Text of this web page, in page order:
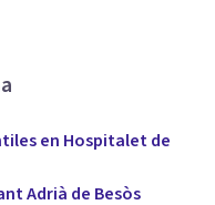
en Hospitalet de
Adrià de Besòs